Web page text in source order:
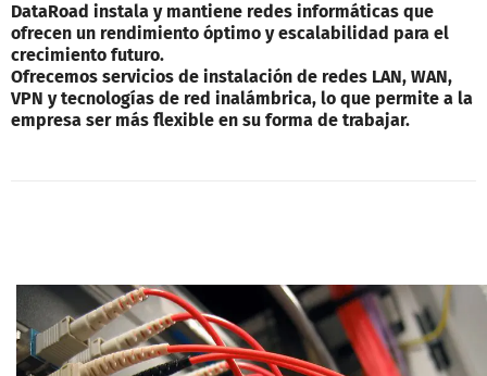
DataRoad instala y mantiene redes informáticas que
ofrecen un rendimiento óptimo y escalabilidad para el
crecimiento futuro.
Ofrecemos servicios de instalación de redes LAN, WAN,
VPN y tecnologías de red inalámbrica, lo que permite a la
empresa ser más flexible en su forma de trabajar.